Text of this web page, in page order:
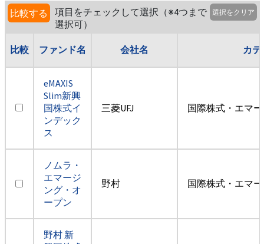
比較する
項目をチェックして選択（※4つまで
選択可）
選択をクリア
比較 ファンド名 会社名 カ
eMAXIS
Slim新興
国株式イ
ンデック
ス
三菱UFJ 国際株式・エマ
ノムラ・
エマージ
ング・オ
ープン
野村 国際株式・エマ
野村 新